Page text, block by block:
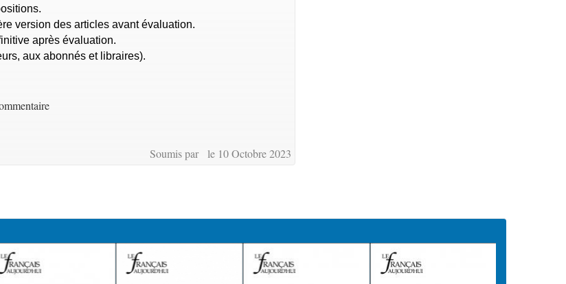
version des articles avant évaluation.
après évaluation.
aux abonnés et libraires).
Soumis par le 10 Octobre 2023